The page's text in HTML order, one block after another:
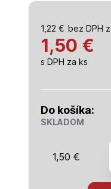
1,22 € bez DPH
1,50 €
s DPH za ks
Do košíka:
SKLADOM
1,50 €